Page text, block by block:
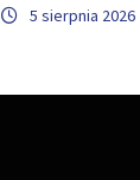
5 sierpnia 2026